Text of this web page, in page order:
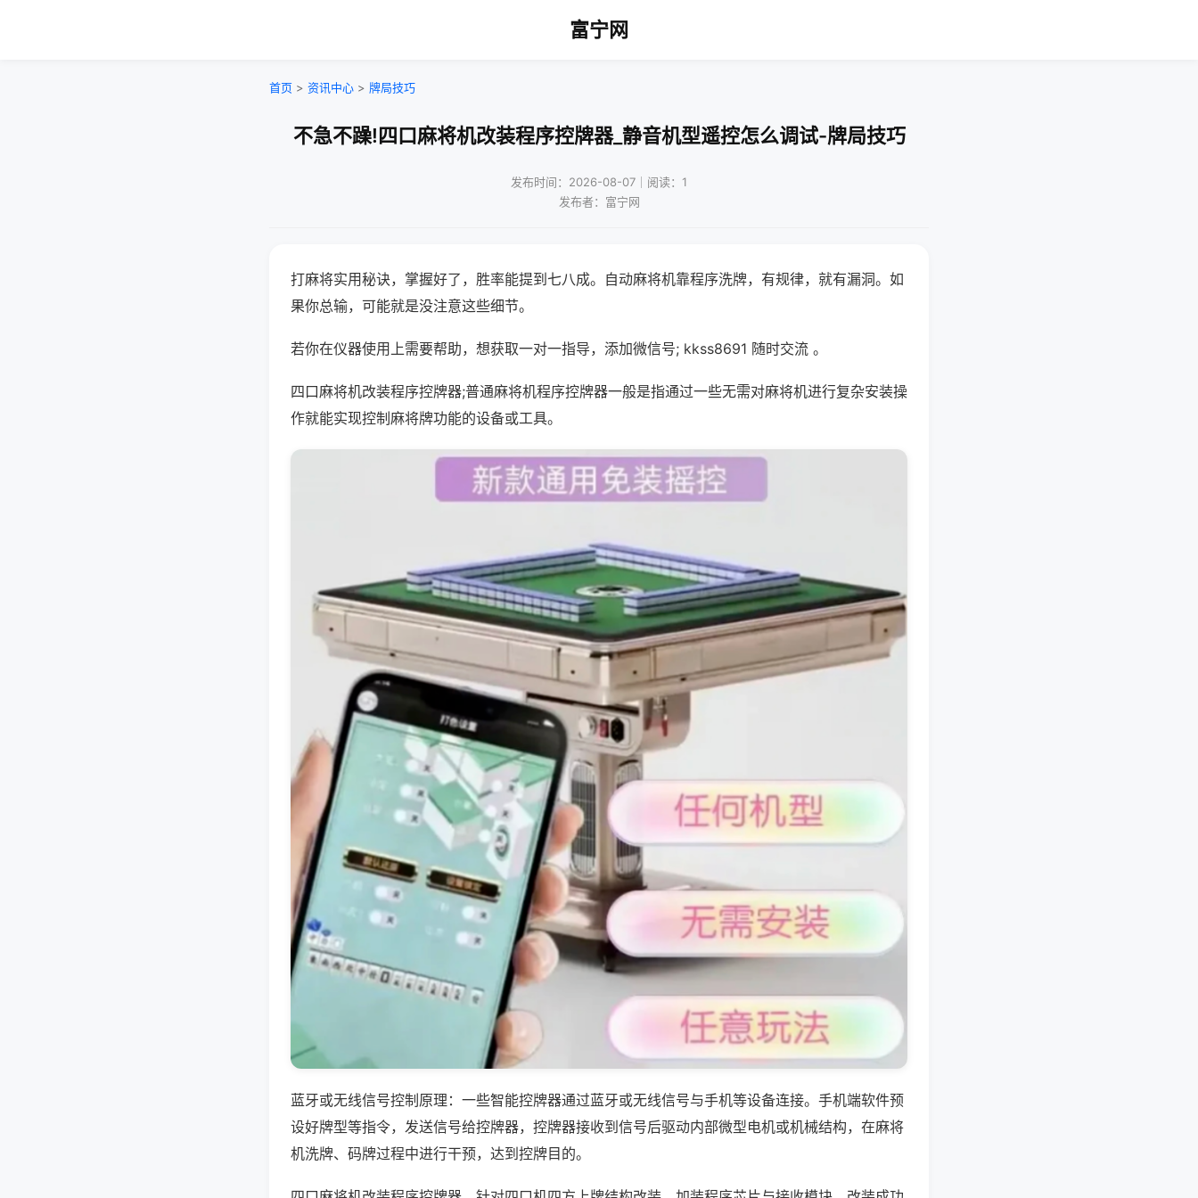
富宁网
首页 > 资讯中心 > 牌局技巧
不急不躁!四口麻将机改装程序控牌器_静音机型遥控怎么调试-牌局技巧
发布时间：2026-08-07｜阅读：1
发布者：富宁网
打麻将实用秘诀，掌握好了，胜率能提到七八成。自动麻将机靠程序洗牌，有规律，就有漏洞。如
果你总输，可能就是没注意这些细节。
若你在仪器使用上需要帮助，想获取一对一指导，添加微信号; kkss8691 随时交流 。
四口麻将机改装程序控牌器;普通麻将机程序控牌器一般是指通过一些无需对麻将机进行复杂安装操
作就能实现控制麻将牌功能的设备或工具。
蓝牙或无线信号控制原理：一些智能控牌器通过蓝牙或无线信号与手机等设备连接。手机端软件预
设好牌型等指令，发送信号给控牌器，控牌器接收到信号后驱动内部微型电机或机械结构，在麻将
机洗牌、码牌过程中进行干预，达到控牌目的。